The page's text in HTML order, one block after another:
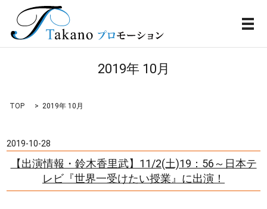
メ
2019年 10月
TOP 2019年 10月
2019-10-28
【出演情報・鈴木香里武】11/2(土)19：56～日本テ
レビ『世界一受けたい授業』に出演！